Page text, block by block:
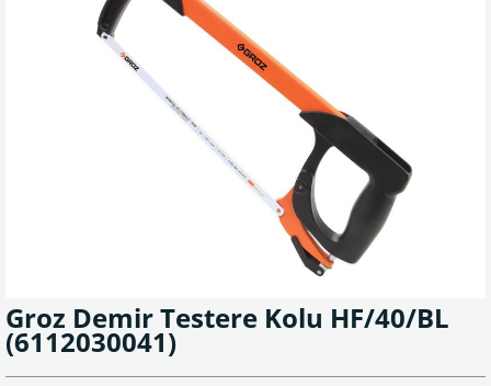
Groz Demir Testere Kolu HF/40/BL
(6112030041)